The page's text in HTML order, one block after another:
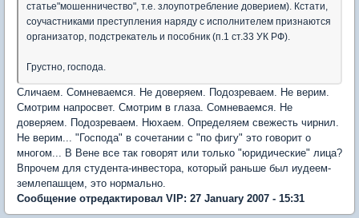
статье"мошенничество", т.е. злоупотребление доверием). Кстати,
соучастниками преступления наряду с исполнителем признаются
организатор, подстрекатель и пособник (п.1 ст.33 УК РФ).
Грустно, господа.
Сличаем. Сомневаемся. Не доверяем. Подозреваем. Не верим.
Смотрим напросвет. Смотрим в глаза. Сомневаемся. Не
доверяем. Подозреваем. Нюхаем. Определяем свежесть чирнил.
Не верим... "Господа" в сочетании с "по фигу" это говорит о
многом... В Вене все так говорят или только "юридические" лица?
Впрочем для студента-инвестора, который раньше был иудеем-
землепашцем, это нормально.
Сообщение отредактировал VIP: 27 January 2007 - 15:31